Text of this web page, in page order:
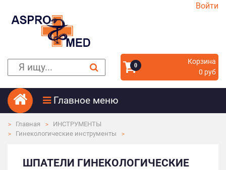
Войти
0
Корзина
0 руб
Главное меню
Главная
ИНСТРУМЕНТЫ
Гинекологические инструменты
ШПАТЕЛИ ГИНЕКОЛОГИЧЕСКИЕ